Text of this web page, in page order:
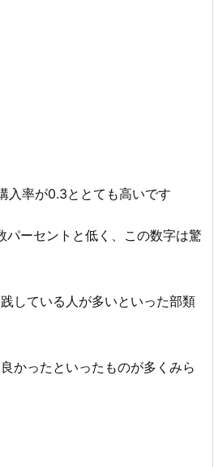
入率が0.3ととても高いです
パーセントと低く、この数字は驚
している人が多いといった部類
かったといったものが多くみら